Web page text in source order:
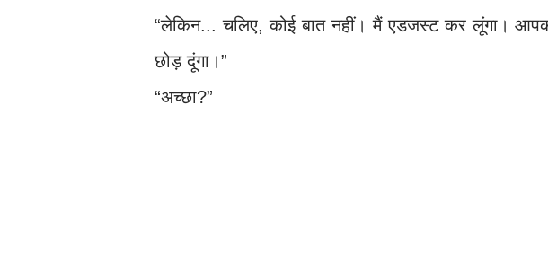
“लेकिन... चलिए, कोई बात नहीं। मैं एडजस्ट कर लूंगा।
छोड़ दूंगा।”
“अच्छा?”